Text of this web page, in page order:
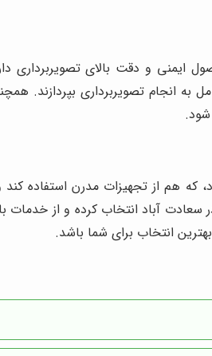
ایمنی و دقت بالای تصویربرداری
انجام تصویربرداری بپردازند.
شود.
که هم از تجهیزات مدرن استفاده کند
سعادت آباد انتخاب کرده و از خدمات
بهترین انتخاب برای شما باشد.